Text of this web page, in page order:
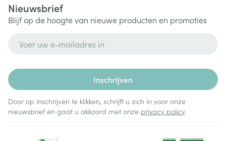
Nieuwsbrief
Blijf op de hoogte van nieuwe producten en promoties
Inschrijven
Door op inschrijven te klikken, schrijft u zich in voor onze
nieuwsbrief en gaat u akkoord met onze privacy policy.